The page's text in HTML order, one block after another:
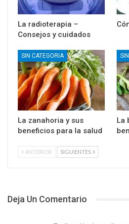
La radioterapia –
Consejos y cuidados
SIN CATEGORIA
La zanahoria y sus
beneficios para la salud
La
ANTERIOR SIGUIENTES
Deja Un Comentario